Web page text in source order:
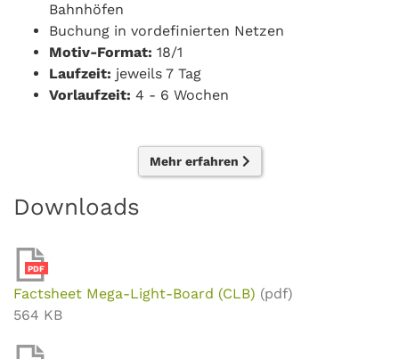
Bahnhöfen
Buchung in vordefinierten Netzen
Motiv-Format: 18/1
Laufzeit: jeweils 7 Tag
Vorlaufzeit: 4 - 6 Wochen
Mehr erfahren
Downloads
PDF
Factsheet Mega-Light-Board (CLB) (pdf)
564 KB